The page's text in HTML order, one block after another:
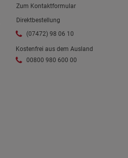
Zum Kontaktformular
Direktbestellung
(07472) 98 06 10
Kostenfrei aus dem Ausland
00800 980 600 00